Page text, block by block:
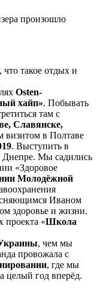
произошло
что такое отдых и
Osten-
хайп». Побывать
там с
Славянске,
визитом в Полтаве
. Выступить в
Днепре. Мы садились
«Здоровое
Молодёжной
Иваном
здоровье и жизни.
проекта «Школа
, чем мы
провожала с
, где мы
целый год вперёд.